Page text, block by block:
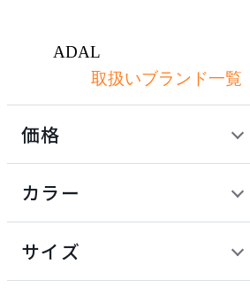
ADAL
アダル
アダルトータルインテリ
ARIAKE
取扱いブランド一覧
価格
カラー
サイズ